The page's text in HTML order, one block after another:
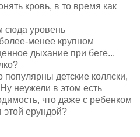
кровь, в то время как
сюда уровень
менее крупном
дыхание при беге...
детские коляски,
неужели в этом есть
что даже с ребенком
этой ерундой?